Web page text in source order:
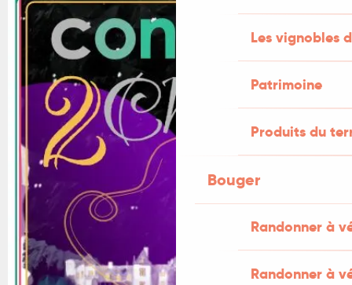
Les vignobles
Patrimoine
Produits du
Bouger
Randonner à
Randonner à